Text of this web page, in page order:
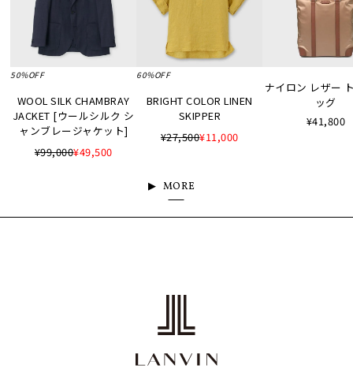
50%OFF
WOOL SILK CHAMBRAY
JACKET [ウールシルク シ
ャンブレージャケット]
¥99,000¥49,500
60%OFF
BRIGHT COLOR LINEN
SKIPPER
¥27,500¥11,000
ナイロン レザー
ッグ
¥41,800
MORE